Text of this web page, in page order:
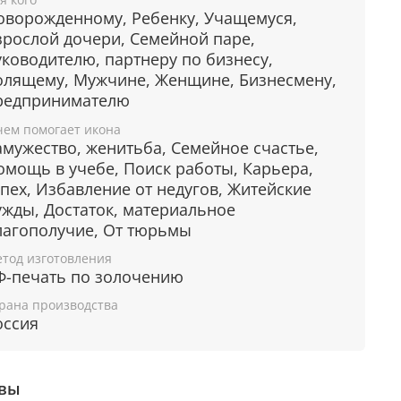
покрытие, ценные
дерева
покрыта слоем чистого серебра 925 пробы и
С помощью современных технологий
придается особая рельефность и
Икона изготовлена из
пластины Miro Silver, нижний слой
состоит из алюминия, а верхний - из
Отдельные элементы покрыты позолотой.
основа иконы изготавливается из
ценных пород лиственных деревьев,
дерева окуме и орехового дерева,
отличаются благородным цветом и
киоте
Ребенку, Учащемуся,
дочери, Семейной паре,
партнеру по бизнесу,
Мужчине, Женщине, Бизнесмену,
помогает икона
женитьба, Семейное счастье,
в учебе, Поиск работы, Карьера,
Избавление от недугов, Житейские
Достаток, материальное
От тюрьмы
изготовления
печать по золочению
производства